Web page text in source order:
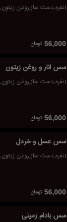
1نفره,دست ساز,روغن زیتون,ابلیمو تازه,ادویه مخصوص
56,000 تومان
سس انار و روغن زیتون
1نفره,دست ساز,روغن زیتون,سس انار,ادویه مخصوص
56,000 تومان
سس عسل و خردل
1نفره,دست ساز,روغن زیتون,عسل,خردل
56,000 تومان
سس بادام زمینی